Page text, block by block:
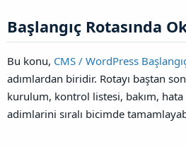
Başlangıç Rotasında
Bu konu, CMS / WordPress
adımlardan biridir. Rotayı baştan
kurulum, kontrol listesi, bakım,
adimlarini sıralı bicimde